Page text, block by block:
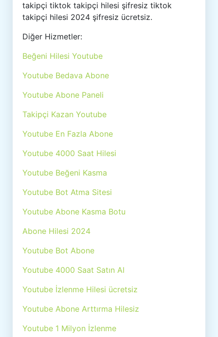
takipçi tiktok takipçi hilesi şifresiz tiktok
takipçi hilesi 2024 şifresiz ücretsiz.
Diğer Hizmetler:
Beğeni Hilesi Youtube
Youtube Bedava Abone
Youtube Abone Paneli
Takipçi Kazan Youtube
Youtube En Fazla Abone
Youtube 4000 Saat Hilesi
Youtube Beğeni Kasma
Youtube Bot Atma Sitesi
Youtube Abone Kasma Botu
Abone Hilesi 2024
Youtube Bot Abone
Youtube 4000 Saat Satın Al
Youtube İzlenme Hilesi ücretsiz
Youtube Abone Arttırma Hilesiz
Youtube 1 Milyon İzlenme